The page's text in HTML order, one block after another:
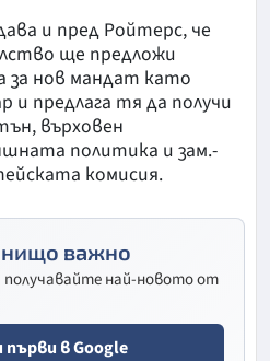
и пред Ройтерс, че
ще предложи
за нов мандат като
и предлага тя да получи
върховен
политика и зам.-
комисия.
нищо важно
получавайте най-новото от
в Google